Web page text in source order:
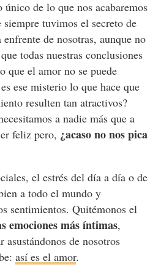
de lo que nos acabaremos
siempre tuvimos el secreto de
de nosotras, aunque no
todas nuestras conclusiones
que el amor no se puede
ese misterio lo que hace que
resulten tan atractivos?
a nadie más que a
feliz pero, ¿acaso no nos pica
el estrés del día a día o de
a todo el mundo y
sentimientos. Quitémonos el
emociones más íntimas,
asustándonos de nosotros
así es el amor.